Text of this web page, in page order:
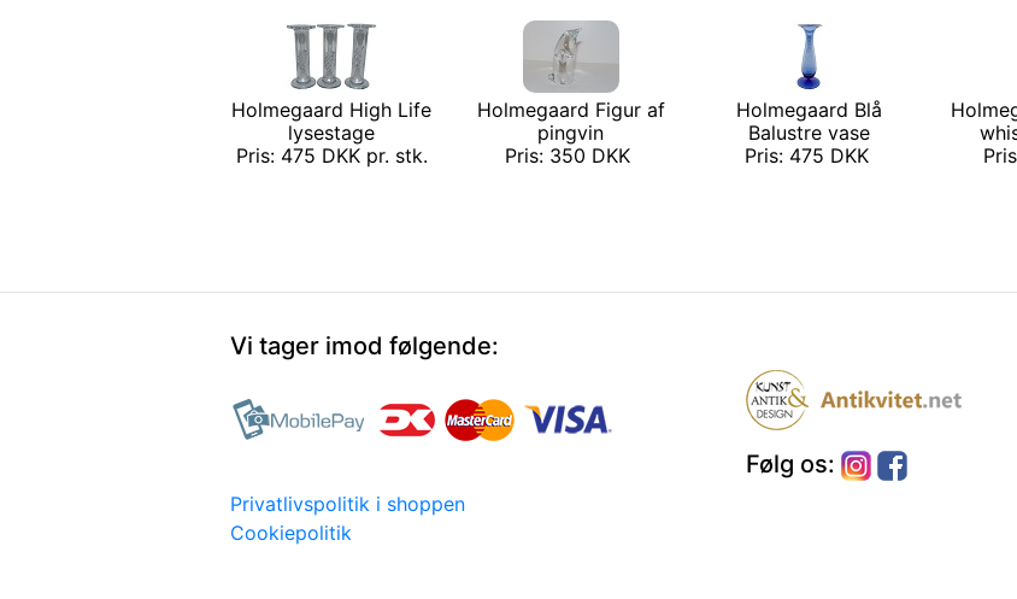
Holmegaard High Life
lysestage
Pris: 475 DKK pr. stk.
Holmegaard Figur af
pingvin
Pris: 350 DKK
Holmegaard Blå
Balustre vase
Pris: 475 DKK
Vi tager imod følgende:
Privatlivspolitik i shoppen
Cookiepolitik
Følg os: